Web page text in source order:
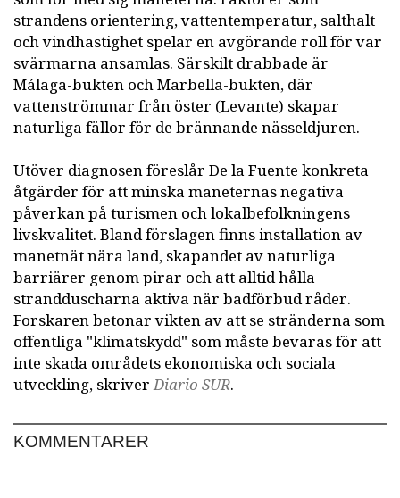
strandens orientering, vattentemperatur, salthalt
och vindhastighet spelar en avgörande roll för var
svärmarna ansamlas. Särskilt drabbade är
Málaga-bukten och Marbella-bukten, där
vattenströmmar från öster (Levante) skapar
naturliga fällor för de brännande nässeldjuren.
Utöver diagnosen föreslår De la Fuente konkreta
åtgärder för att minska maneternas negativa
påverkan på turismen och lokalbefolkningens
livskvalitet. Bland förslagen finns installation av
manetnät nära land, skapandet av naturliga
barriärer genom pirar och att alltid hålla
strandduscharna aktiva när badförbud råder.
Forskaren betonar vikten av att se stränderna som
offentliga "klimatskydd" som måste bevaras för att
inte skada områdets ekonomiska och sociala
utveckling, skriverDiario SUR.
KOMMENTARER